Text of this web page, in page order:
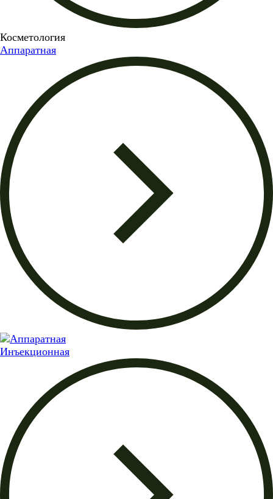
Косметология
Аппаратная
Инъекционная